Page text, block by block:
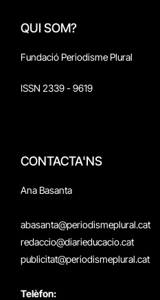
QUI SOM?
Fundació Periodisme Plural
ISSN 2339 - 9619
CONTACTA'NS
Ana Basanta
abasanta@periodismeplural.cat
redaccio@diarieducacio.cat
publicitat@periodismeplural.cat
Telèfon: